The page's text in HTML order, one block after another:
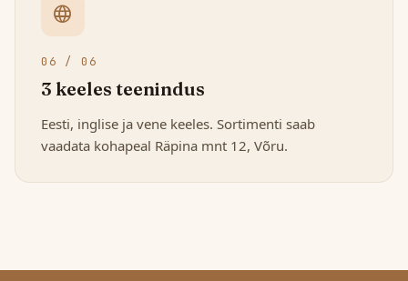
language
06 / 06
3 keeles teenindus
Eesti, inglise ja vene keeles. Sortimenti saab
vaadata kohapeal Räpina mnt 12, Võru.